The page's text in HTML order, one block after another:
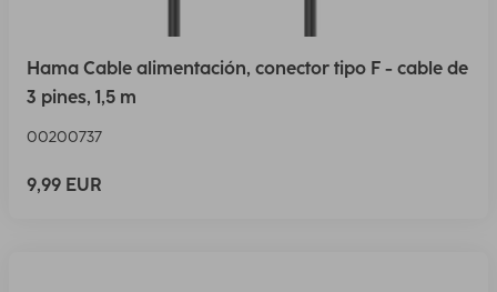
Hama Cable alimentación, conector tipo F - cable de
3 pines, 1,5 m
00200737
9,99 EUR